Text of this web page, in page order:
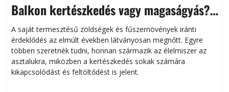
Balkon kertészkedés vagy magaságyás?
Helytakarékos kertészkedés
A saját termesztésű zöldségek és fűszernövények iránti
érdeklődés az elmúlt években látványosan megnőtt. Egyre
többen szeretnék tudni, honnan származik az élelmiszer az
asztalukra, miközben a kertészkedés sokak számára
kikapcsolódást és feltöltődést is jelent.